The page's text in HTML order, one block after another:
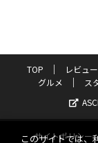
TOP レビュー
グルメ
ス
サイトポリシー
このサイトでは、